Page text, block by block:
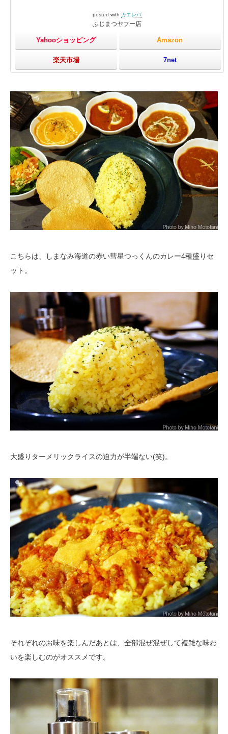
posted with カエレバ
ふじまつヤフー店
Yahooショッピング Amazon
楽天市場 7net
こちらは、しまなみ海道の赤い彗星つっくんのカレー4種盛りセ
ット。
大盛りターメリックライスの迫力が半端ない(笑)。
それぞれのお味を楽しんだあとは、全部混ぜ混ぜして複雑な味わ
いを楽しむのがオススメです。